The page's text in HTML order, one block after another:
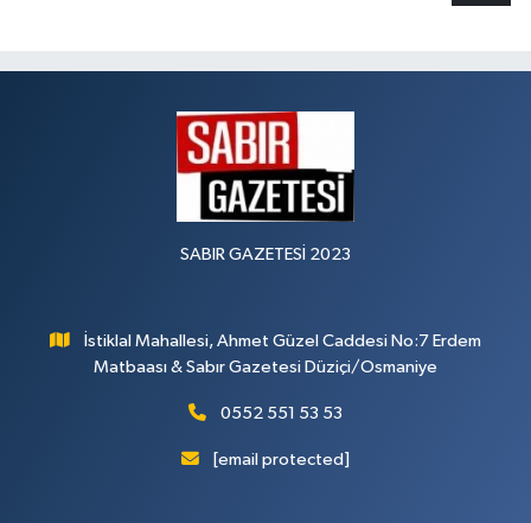
SABIR GAZETESİ 2023
İstiklal Mahallesi, Ahmet Güzel Caddesi No:7 Erdem
Matbaası & Sabır Gazetesi Düziçi/Osmaniye
0552 551 53 53
[email protected]